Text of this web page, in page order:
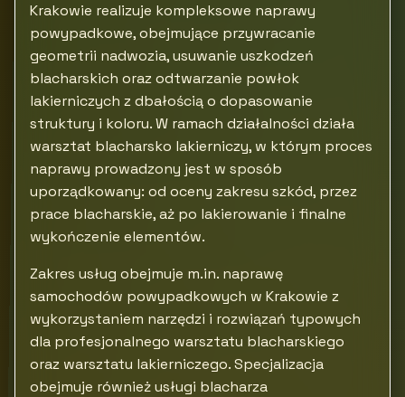
Krakowie realizuje kompleksowe naprawy
powypadkowe, obejmujące przywracanie
geometrii nadwozia, usuwanie uszkodzeń
blacharskich oraz odtwarzanie powłok
lakierniczych z dbałością o dopasowanie
struktury i koloru. W ramach działalności działa
warsztat blacharsko lakierniczy, w którym proces
naprawy prowadzony jest w sposób
uporządkowany: od oceny zakresu szkód, przez
prace blacharskie, aż po lakierowanie i finalne
wykończenie elementów.
Zakres usług obejmuje m.in. naprawę
samochodów powypadkowych w Krakowie z
wykorzystaniem narzędzi i rozwiązań typowych
dla profesjonalnego warsztatu blacharskiego
oraz warsztatu lakierniczego. Specjalizacja
obejmuje również usługi blacharza